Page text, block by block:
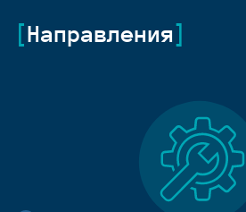
Направления